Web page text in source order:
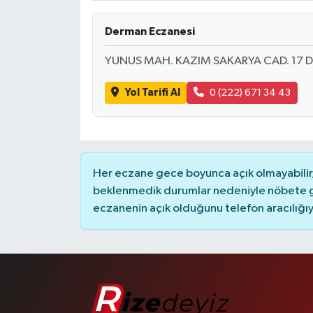
Derman Eczanesi
YUNUS MAH. KAZIM SAKARYA CAD. 17 D
Yol Tarifi Al 0 (222) 671 34 43
Her eczane gece boyunca açık
beklenmedik durumlar nedeniyle nöbete
eczanenin açık olduğunu telefon